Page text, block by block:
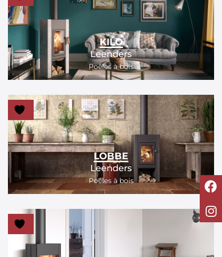
KILO
Leenders
Poêles à bois
LOBBE
Leenders
Poêles à bois